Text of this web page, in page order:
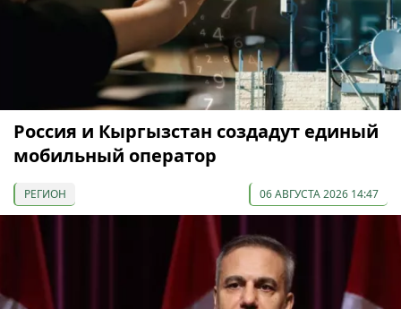
Россия и Кыргызстан создадут единый
мобильный оператор
РЕГИОН 06 АВГУСТА 2026 14:47